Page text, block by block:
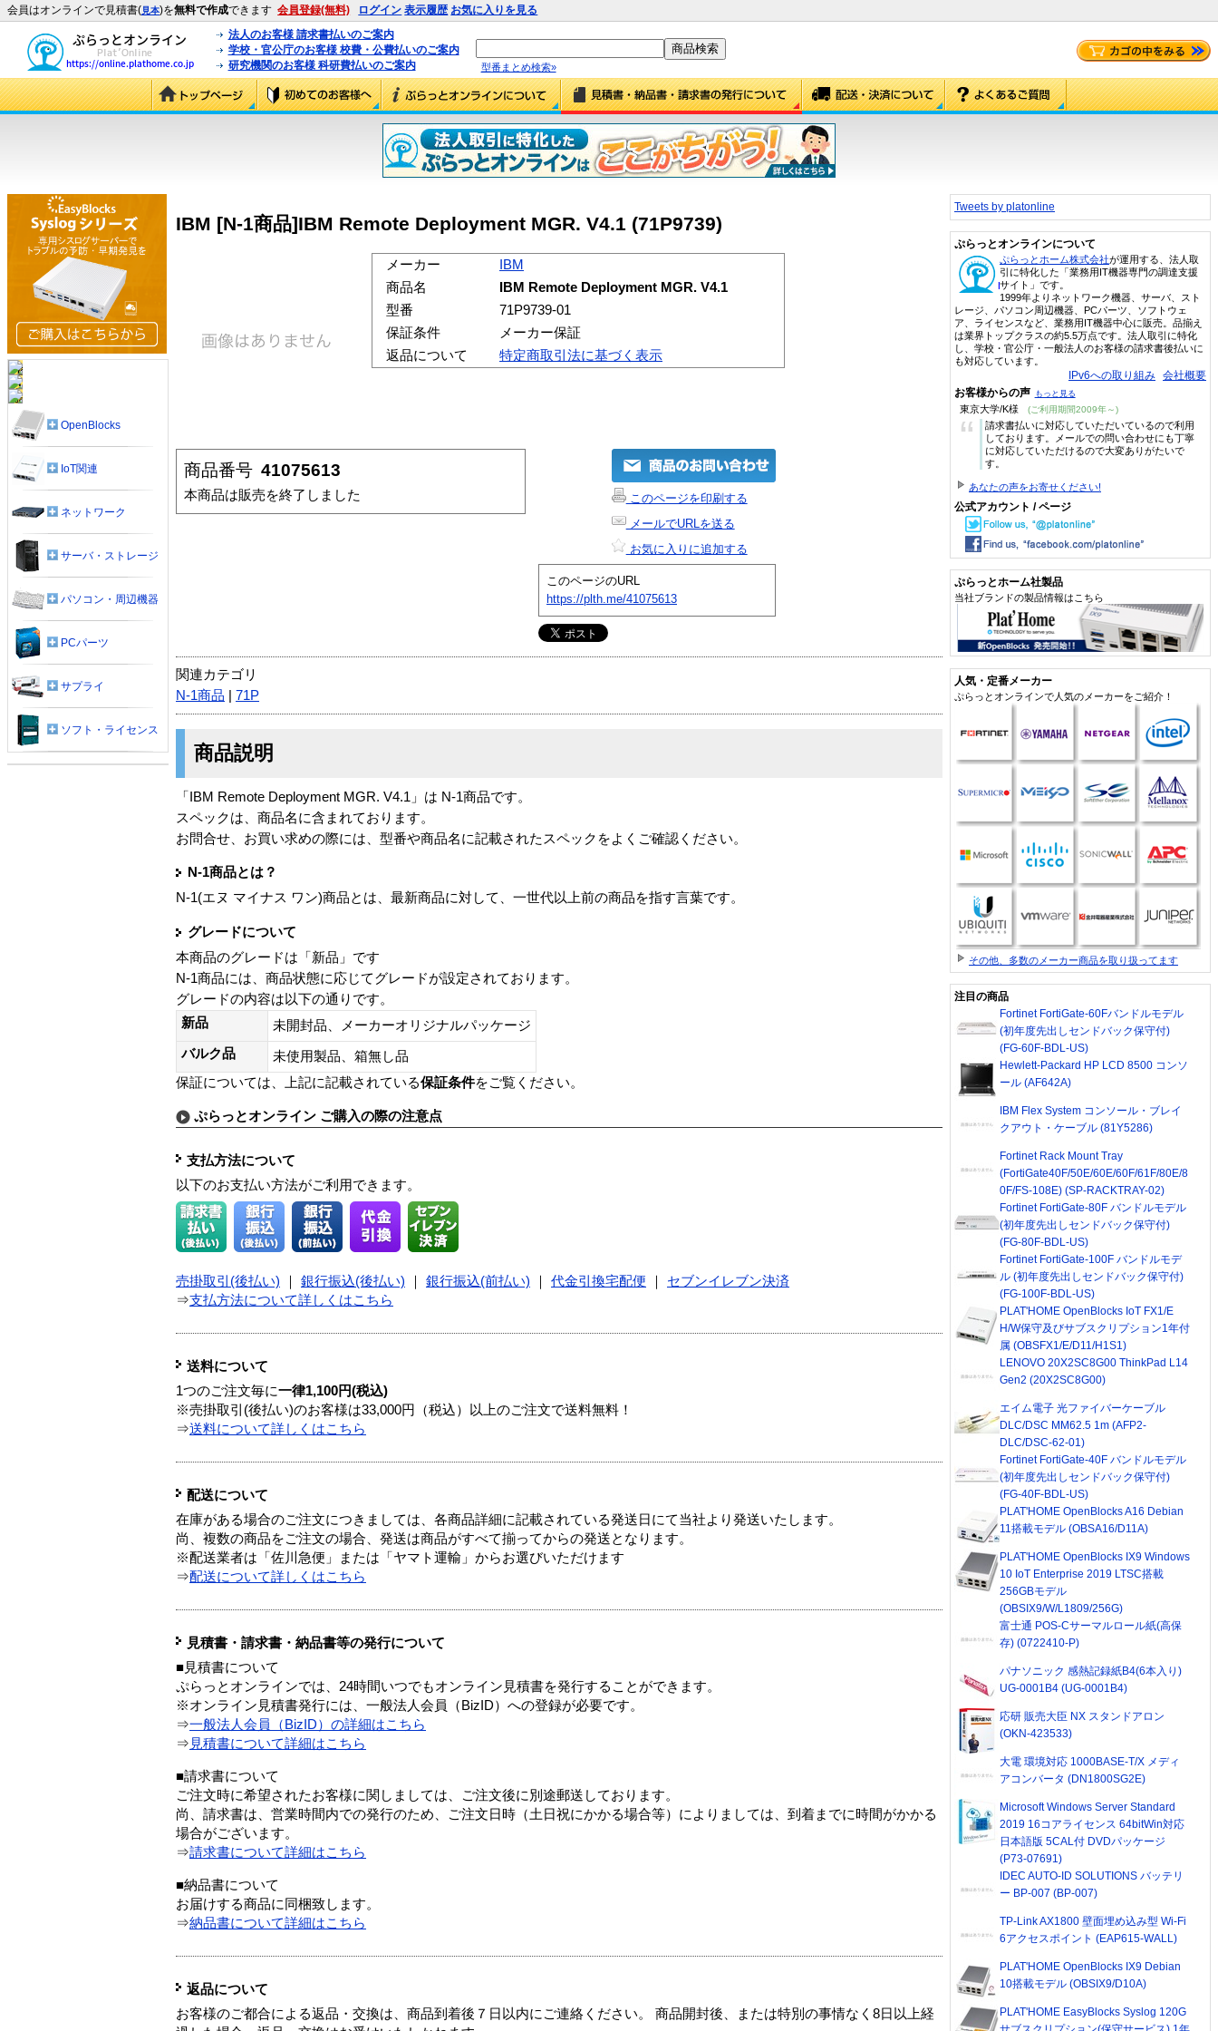
会員はオンラインで見積書(見本)を無料で作成できます 会員登録(無料) ログイン 表示履歴 お気に入りを見る
法人のお客様 請求書払いのご案内
学校・官公庁のお客様 校費・公費払いのご案内
研究機関のお客様 科研費払いのご案内
型番まとめ検索»
IBM [N-1商品]IBM Remote Deployment MGR. V4.1 (71P9739)
メーカー
IBM
商品名
IBM Remote Deployment MGR. V4.1
型番
71P9739-01
保証条件
メーカー保証
返品について
特定商取引法に基づく表示
商品番号 41075613
本商品は販売を終了しました
このページを印刷する
メールでURLを送る
お気に入りに追加する
このページのURL
https://plth.me/41075613
関連カテゴリ
N-1商品
71P
商品説明
「IBM Remote Deployment MGR. V4.1」は N-1商品です。
スペックは、商品名に含まれております。
お問合せ、お買い求めの際には、型番や商品名に記載されたスペックをよくご確認ください。
N-1商品とは？
N-1(エヌ マイナス ワン)商品とは、最新商品に対して、一世代以上前の商品を指す言葉です。
グレードについて
本商品のグレードは「新品」です
N-1商品には、商品状態に応じてグレードが設定されております。
グレードの内容は以下の通りです。
新品
未開封品、メーカーオリジナルパッケージ
バルク品
未使用製品、箱無し品
保証については、上記に記載されている保証条件をご覧ください。
ぷらっとオンライン ご購入の際の注意点
支払方法について
以下のお支払い方法がご利用できます。
売掛取引(後払い) 銀行振込(後払い) 銀行振込(前払い) 代金引換宅配便
セブンイレブン決済
⇒支払方法について詳しくはこちら
送料について
1つのご注文毎に一律1,100円(税込)
※売掛取引(後払い)のお客様は33,000円（税込）以上のご注文で送料無料！
⇒送料について詳しくはこちら
配送について
在庫がある場合のご注文につきましては、各商品詳細に記載されている発送日にて当社より発送いたします。
尚、複数の商品をご注文の場合、発送は商品がすべて揃ってからの発送となります。
※配送業者は「佐川急便」または「ヤマト運輸」からお選びいただけます
⇒配送について詳しくはこちら
見積書・請求書・納品書等の発行について
■見積書について
ぷらっとオンラインでは、24時間いつでもオンライン見積書を発行することができます。
※オンライン見積書発行には、一般法人会員（BizID）への登録が必要です。
⇒一般法人会員（BizID）の詳細はこちら
⇒ 見積書について詳細はこちら
■請求書について
ご注文時に希望されたお客様に関しましては、ご注文後に別途郵送しております。
尚、請求書は、営業時間内での発行のため、ご注文日時（土日祝にかかる場合等）によりましては、到着までに時間がかかる
場合がございます。
⇒請求書について詳細はこちら
■納品書について
お届けする商品に同梱致します。
⇒納品書について詳細はこちら
返品について
お客様のご都合による返品・交換は、商品到着後７日以内にご連絡ください。 商品開封後、または特別の事情なく8日以上経
OpenBlocks
IoT関連
ネットワーク
サーバ・ストレージ
パソコン・周辺機器
PCパーツ
サプライ
ソフト・ライセンス
Tweets by platonline
ぷらっとオンラインについて
ぷらっとホーム株式会社が運用する、法人取
引に特化した「業務用IT機器専門の調達支援
サイト」です。
1999年よりネットワーク機器、サーバ、スト
レージ、パソコン周辺機器、PCパーツ、ソフトウェ
ア、ライセンスなど、業務用IT機器中心に販売。品揃え
は業界トップクラスの約5.5万点です。法人取引に特化
し、学校・官公庁・一般法人のお客様の請求書後払いに
も対応しています。
IPv6への取り組み 会社概要
お客様からの声 もっと見る
東京大学/K様 (ご利用期間2009年～)
“
請求書払いに対応していただいているので利用
しております。メールでの問い合わせにも丁寧
に対応していただけるので大変ありがたいで
す。
あなたの声をお寄せください!
公式アカウント / ページ
ぷらっとホーム社製品
当社ブランドの製品情報はこちら
人気・定番メーカー
ぷらっとオンラインで人気のメーカーをご紹介！
その他、多数のメーカー商品を取り扱ってます
注目の商品
Fortinet FortiGate-60Fバンドルモデル
(初年度先出しセンドバック保守付)
(FG-60F-BDL-US)
Hewlett-Packard HP LCD 8500 コンソ
ール (AF642A)
IBM Flex System コンソール・ブレイ
クアウト・ケーブル (81Y5286)
Fortinet Rack Mount Tray
(FortiGate40F/50E/60E/60F/61F/80E/8
0F/FS-108E) (SP-RACKTRAY-02)
Fortinet FortiGate-80F バンドルモデル
(初年度先出しセンドバック保守付)
(FG-80F-BDL-US)
Fortinet FortiGate-100F バンドルモデ
ル (初年度先出しセンドバック保守付)
(FG-100F-BDL-US)
PLAT'HOME OpenBlocks IoT FX1/E
H/W保守及びサブスクリプション1年付
属 (OBSFX1/E/D11/H1S1)
LENOVO 20X2SC8G00 ThinkPad L14
Gen2 (20X2SC8G00)
エイム電子 光ファイバーケーブル
DLC/DSC MM62.5 1m (AFP2-
DLC/DSC-62-01)
Fortinet FortiGate-40F バンドルモデル
(初年度先出しセンドバック保守付)
(FG-40F-BDL-US)
PLAT'HOME OpenBlocks A16 Debian
11搭載モデル (OBSA16/D11A)
PLAT'HOME OpenBlocks IX9 Windows
10 IoT Enterprise 2019 LTSC搭載
256GBモデル
(OBSIX9/W/L1809/256G)
富士通 POS-Cサーマルロール紙(高保
存) (0722410-P)
パナソニック 感熱記録紙B4(6本入り)
UG-0001B4 (UG-0001B4)
応研 販売大臣 NX スタンドアロン
(OKN-423533)
大電 環境対応 1000BASE-T/X メディ
アコンバータ (DN1800SG2E)
Microsoft Windows Server Standard
2019 16コアライセンス 64bitWin対応
日本語版 5CAL付 DVDパッケージ
(P73-07691)
IDEC AUTO-ID SOLUTIONS バッテリ
ー BP-007 (BP-007)
TP-Link AX1800 壁面埋め込み型 Wi-Fi
6アクセスポイント (EAP615-WALL)
PLAT'HOME OpenBlocks IX9 Debian
10搭載モデル (OBSIX9/D10A)
PLAT'HOME EasyBlocks Syslog 120G